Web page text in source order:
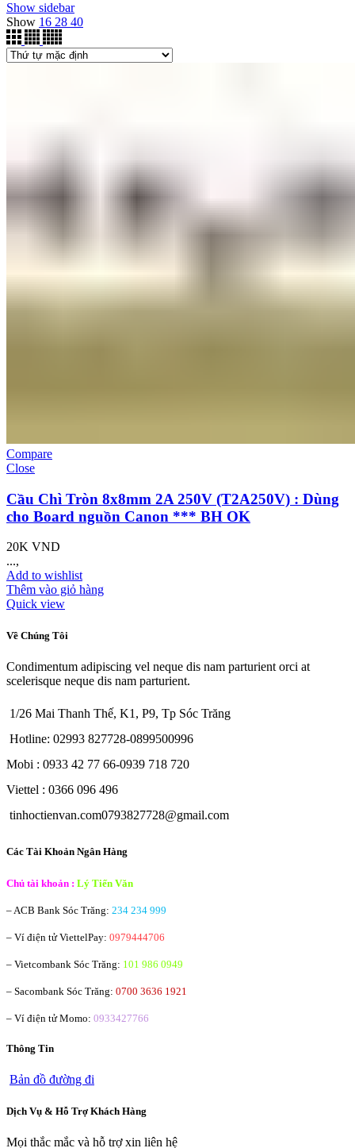
Show sidebar
Show 16 28 40
Compare
Close
Cầu Chì Tròn 8x8mm 2A 250V (T2A250V) : Dùng
cho Board nguồn Canon *** BH OK
20K VND
...,
Add to wishlist
Thêm vào giỏ hàng
Quick view
Về Chúng Tôi
Condimentum adipiscing vel neque dis nam parturient orci at
scelerisque neque dis nam parturient.
1/26 Mai Thanh Thế, K1, P9, Tp Sóc Trăng
Hotline: 02993 827728-0899500996
Mobi : 0933 42 77 66-0939 718 720
Viettel : 0366 096 496
tinhoctienvan.com0793827728@gmail.com
Các Tài Khoản Ngân Hàng
Chủ tài khoản : Lý Tiến Văn
– ACB Bank Sóc Trăng: 234 234 999
– Ví điện tử ViettelPay: 0979444706
– Vietcombank Sóc Trăng: 101 986 0949
– Sacombank Sóc Trăng: 0700 3636 1921
– Ví điện tử Momo: 0933427766
Thông Tin
Bản đồ đường đi
Dịch Vụ & Hỗ Trợ Khách Hàng
Mọi thắc mắc và hỗ trợ xin liên hệ